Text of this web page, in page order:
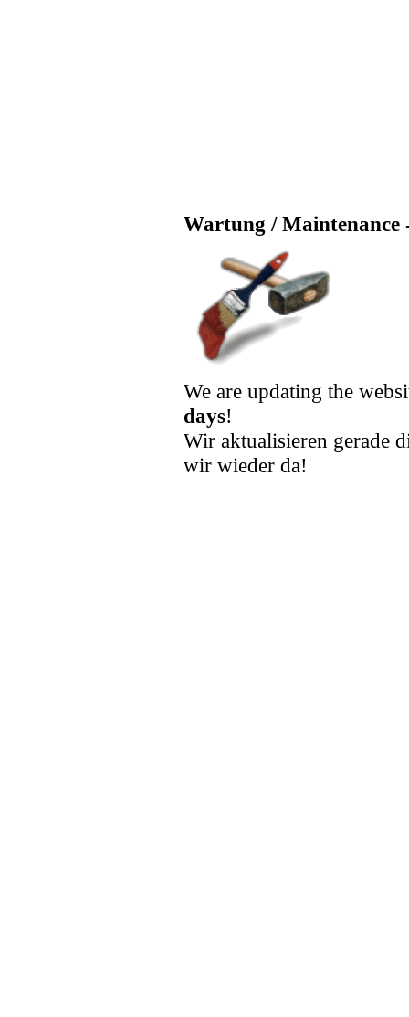
Wartung / Maintenance
We are updating the
days!
Wir aktualisieren gerade
wir wieder da!